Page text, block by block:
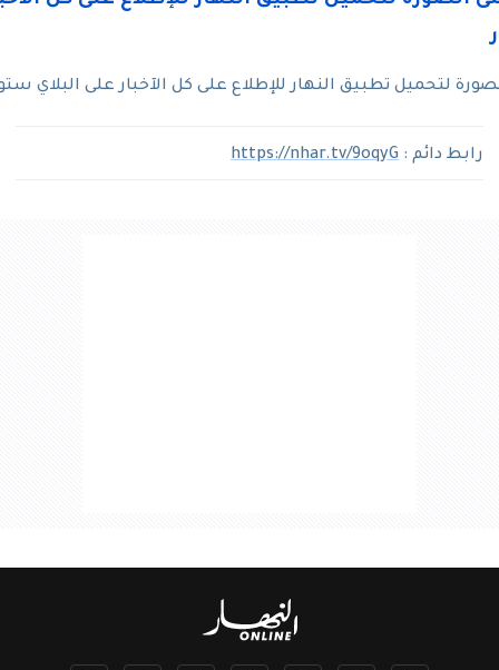
لتحميل تطبيق النهار للإطلاع على كل الآخبار على البلاي
رابط دائم : https://nhar.tv/9oqyG